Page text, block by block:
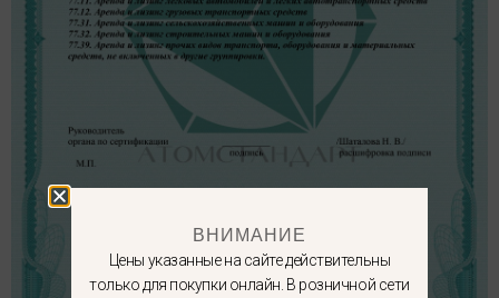
ВНИМАНИЕ
Цены указанные на сайте действительны
только для покупки онлайн. В розничной сети